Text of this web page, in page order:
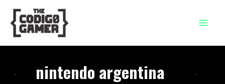
contenido
nintendo argentina